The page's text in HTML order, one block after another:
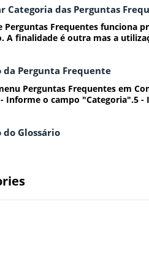
Categoria das Perguntas
Perguntas Frequentes funciona
A finalidade é outra mas a
da Pergunta Frequente
Perguntas Frequentes em
Informe o campo "Categoria".5 -
do Glossário